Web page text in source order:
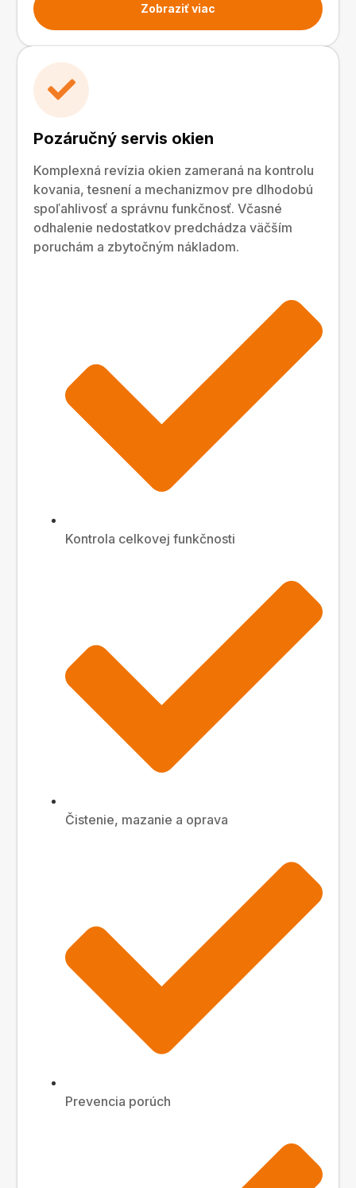
Zobraziť viac
Pozáručný servis okien
Komplexná revízia okien zameraná na kontrolu
kovania, tesnení a mechanizmov pre dlhodobú
spoľahlivosť a správnu funkčnosť. Včasné
odhalenie nedostatkov predchádza väčším
poruchám a zbytočným nákladom.
Kontrola celkovej funkčnosti
Čistenie, mazanie a oprava
Prevencia porúch